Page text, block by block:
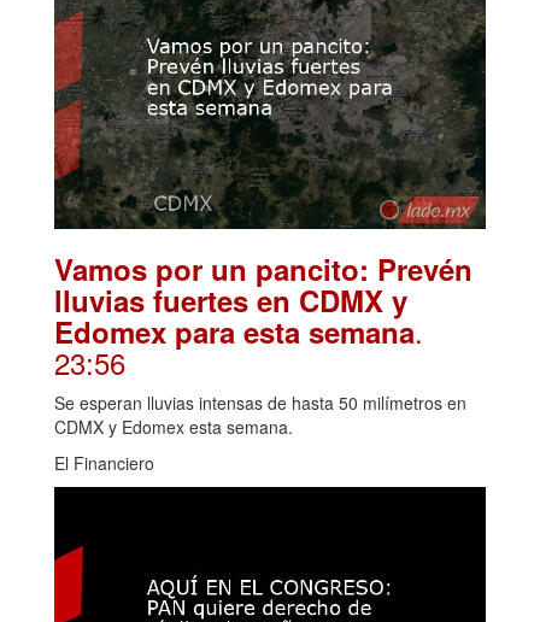
Vamos por un pancito: Prevén
lluvias fuertes en CDMX y
Edomex para esta semana.
23:56
Se esperan lluvias intensas de hasta 50 milímetros en
CDMX y Edomex esta semana.
El Financiero